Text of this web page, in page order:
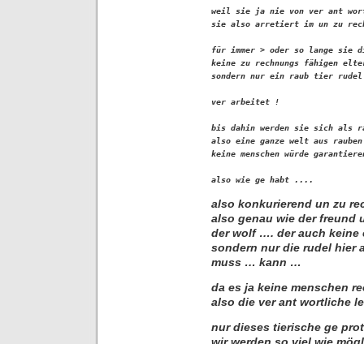
weil sie ja nie von ver ant
sie also arretiert im un zu
für immer > oder so lange sie
keine zu rechnungs fähigen
sondern nur ein raub tier rudel
ver arbeitet !
bis dahin werden sie sich als
also eine ganze welt aus
keine menschen würde
also wie ge habt ....
also konkurierend un zu
also genau wie der freund
der wolf …. der auch keine
sondern nur die rudel hier
muss … kann …
da es ja keine menschen
also die ver ant wortliche
nur dieses tierische ge
wir werden so viel wie